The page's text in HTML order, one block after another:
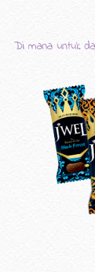
Di mana untuk